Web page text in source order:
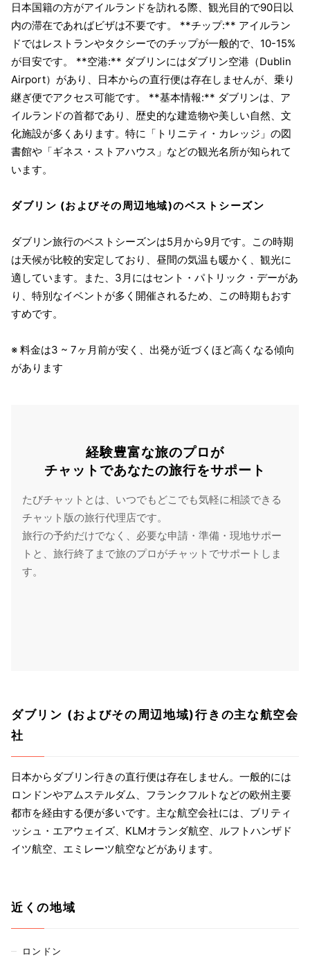
日本国籍の方がアイルランドを訪れる際、観光目的で90日以
内の滞在であればビザは不要です。 **チップ:** アイルラン
ドではレストランやタクシーでのチップが一般的で、10-15%
が目安です。 **空港:** ダブリンにはダブリン空港（Dublin
Airport）があり、日本からの直行便は存在しませんが、乗り
継ぎ便でアクセス可能です。 **基本情報:** ダブリンは、ア
イルランドの首都であり、歴史的な建造物や美しい自然、文
化施設が多くあります。特に「トリニティ・カレッジ」の図
書館や「ギネス・ストアハウス」などの観光名所が知られて
います。
ダブリン (およびその周辺地域)のベストシーズン
ダブリン旅行のベストシーズンは5月から9月です。この時期
は天候が比較的安定しており、昼間の気温も暖かく、観光に
適しています。また、3月にはセント・パトリック・デーがあ
り、特別なイベントが多く開催されるため、この時期もおす
すめです。
※ 料金は3 ~ 7ヶ月前が安く、出発が近づくほど高くなる傾向
があります
経験豊富な旅のプロが
チャットであなたの旅行をサポート
たびチャットとは、いつでもどこでも気軽に相談できる
チャット版の旅行代理店です。
旅行の予約だけでなく、必要な申請・準備・現地サポー
トと、旅行終了まで旅のプロがチャットでサポートしま
す。
ダブリン (およびその周辺地域)行きの主な航空会
社
日本からダブリン行きの直行便は存在しません。一般的には
ロンドンやアムステルダム、フランクフルトなどの欧州主要
都市を経由する便が多いです。主な航空会社には、ブリティ
ッシュ・エアウェイズ、KLMオランダ航空、ルフトハンザド
イツ航空、エミレーツ航空などがあります。
近くの地域
ロンドン